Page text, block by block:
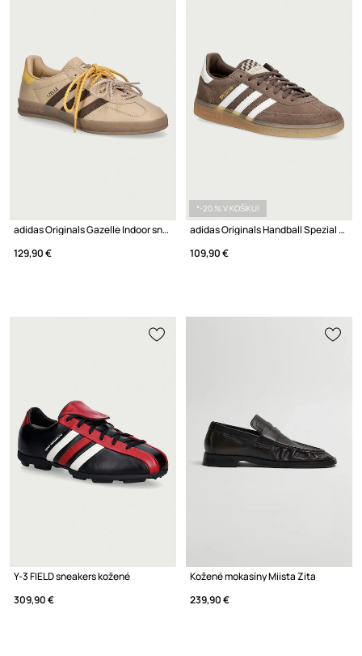
adidas Originals Gazelle Indoor sneakers dámske nubukové
129,90 €
*-20 % V KOŠÍKU!
adidas Originals Handball Spezial sneakers dámske semišové
109,90 €
Y-3 FIELD sneakers kožené
309,90 €
Kožené mokasíny Miista Zita
239,90 €